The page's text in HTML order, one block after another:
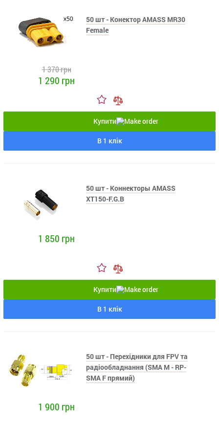
50 шт - Конектор AMASS MR30
Female
1 370 грн
1 290 грн
Купити
В 1 клік
50 шт - Коннекторы AMASS
XT150-F.G.B
1 850 грн
Купити
В 1 клік
50 шт - Перехідники для FPV та
радіообладнання (SMA M - RP-
SMA F прямий)
1 900 грн